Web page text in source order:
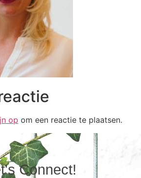
op om een reactie te plaatsen.
Connect!